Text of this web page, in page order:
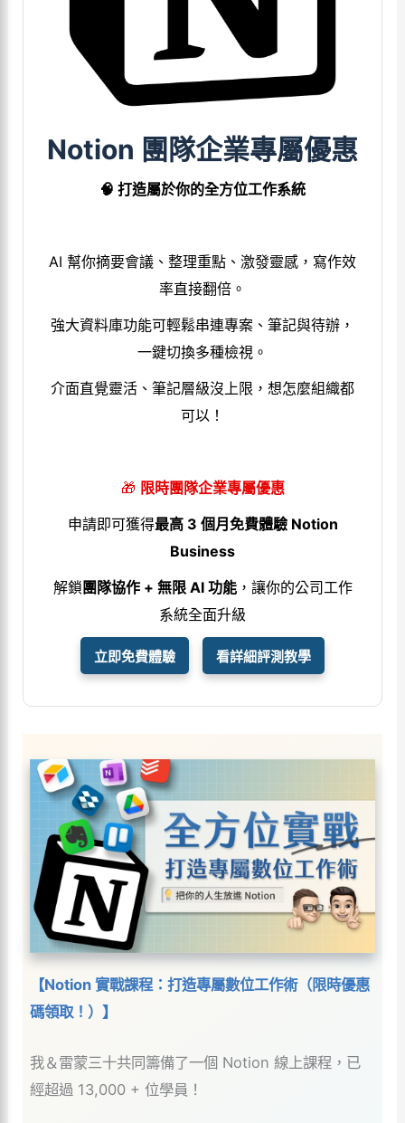
Notion 團隊企業專屬優惠
🧠 打造屬於你的全方位工作系統
AI 幫你摘要會議、整理重點、激發靈感，寫作效
率直接翻倍。
強大資料庫功能可輕鬆串連專案、筆記與待辦，
一鍵切換多種檢視。
介面直覺靈活、筆記層級沒上限，想怎麼組織都
可以！
🎁 限時團隊企業專屬優惠
申請即可獲得最高 3 個月免費體驗 Notion
Business
解鎖 團隊協作 + 無限 AI 功能，讓你的公司工作
系統全面升級
立即免費體驗 看詳細評測教學
【Notion 實戰課程：打造專屬數位工作術（限時優惠
碼領取！）】
我＆雷蒙三十共同籌備了一個 Notion 線上課程，已
經超過 13,000 + 位學員！